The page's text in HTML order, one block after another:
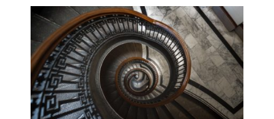
Voir
l'image
agrandie